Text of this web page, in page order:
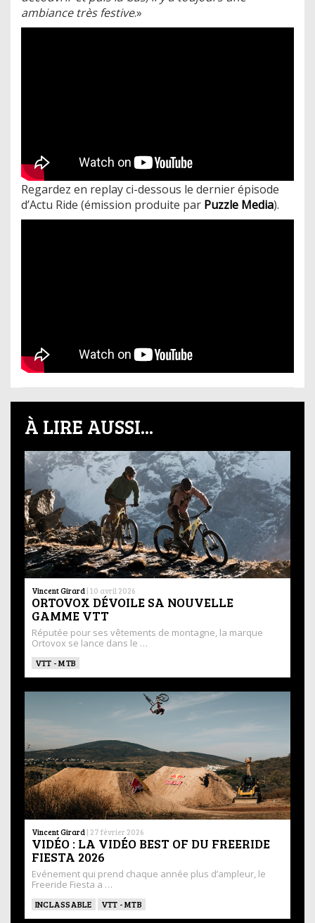
ambiance très festive.»
Regardez en replay ci-dessous le dernier épisode
d’Actu Ride (émission produite par Puzzle Media).
À LIRE AUSSI...
Vincent Girard | 10 avril 2026
ORTOVOX DÉVOILE SA NOUVELLE
GAMME VTT
Réputée pour ses vêtements de montagne, la marque
Ortovox se lance dans le …
VTT - MTB
Vincent Girard | 27 février 2026
VIDÉO : LA VIDÉO BEST OF DU FREERIDE
FIESTA 2026
Evénement qui prend chaque année plus d’ampleur, le
Freeride Fiesta a …
INCLASSABLE VTT - MTB